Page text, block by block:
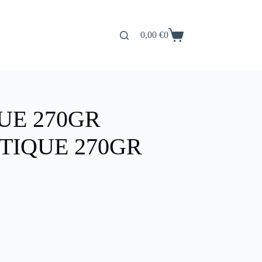
Carro
0,00 €0
270GR
270GR